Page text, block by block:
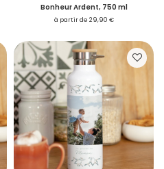
Bonheur Ardent, 750 ml
à partir de 29,90 €